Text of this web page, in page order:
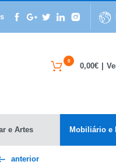
0
0,00€
e Artes Mobiliário e
anterior